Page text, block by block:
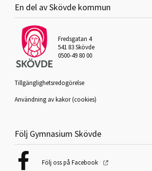
En del av Skövde kommun
Fredsgatan 4
541 83 Skövde
0500-49 80 00
Tillgänglighetsredogörelse
Användning av kakor (cookies)
Följ Gymnasium Skövde
Följ oss på Facebook